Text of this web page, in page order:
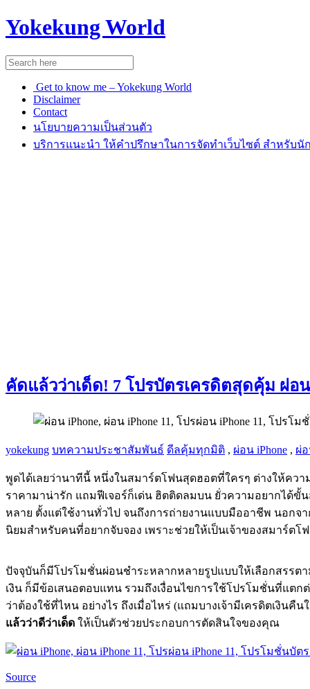
Yokekung World
Get to know me – Yokekung World
Disclaimer
Contact
นโยบายความเป็นส่วนตัว
บริการแนะนำ ให้คำปรึกษาในการจัดทำเว็บไซต์ สำหรับนั
คัดแล้วว่าเด็ด! 7 โปรบัตรเครดิตสุดคุ้ม ผ่อน
yokekung บทความประชาสัมพันธ์ ดีลคุ้มทุกมิติ , ผ่อน iPhone , ผ่อ
พูดได้เลยว่านาทีนี้ หนึ่งในสมาร์ตโฟนสุดฮอตที่ใครๆ ต่างให้ควา
ราคามาน่ารัก แถมฟีเจอร์ก็เด่น ฮิตติดลมบน ยั่วความอยากได้
หลาย ตั้งแต่ใช้งานทั่วไป จนถึงการถ่ายงานแบบมืออาชีพ นอกจา
นิยมสำหรับคนที่อยากจับจอง เพราะช่วยให้เป็นเจ้าของสมาร์ตโ
ปัจจุบันก็มีโปรโมชั่นผ่อนชำระหลากหลายรูปแบบให้เลือกสรรต
เงิน ก็มีข้อเสนอตอบแทน รวมถึงเงื่อนไขการใช้โปรโมชั่นที่แต
ว่าต้องใช้ที่ไหน อย่างไร ถึงเมื่อไหร่ (แถมบางเจ้ามีเครดิตเงิน
แล้วว่าดีว่าเด็ด ให้เป็นตัวช่วยประกอบการตัดสินใจของคุณ
Source